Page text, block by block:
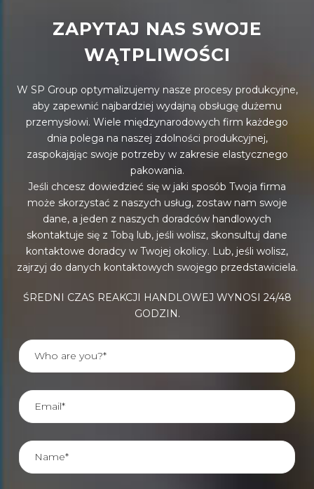
ZAPYTAJ NAS SWOJE
WĄTPLIWOŚCI
W SP Group optymalizujemy nasze procesy produkcyjne,
aby zapewnić najbardziej wydajną obsługę dużemu
przemysłowi. Wiele międzynarodowych firm każdego
dnia polega na naszej zdolności produkcyjnej,
zaspokajając swoje potrzeby w zakresie elastycznego
pakowania.
Jeśli chcesz dowiedzieć się w jaki sposób Twoja firma
może skorzystać z naszych usług, zostaw nam swoje
dane, a jeden z naszych doradców handlowych
skontaktuje się z Tobą lub, jeśli wolisz, skonsultuj dane
kontaktowe doradcy w Twojej okolicy. Lub, jeśli wolisz,
zajrzyj do danych kontaktowych swojego przedstawiciela.
ŚREDNI CZAS REAKCJI HANDLOWEJ WYNOSI 24/48
GODZIN.